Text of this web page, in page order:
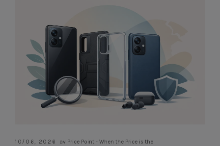
10/06, 2026 av Price Point - When the Price is the